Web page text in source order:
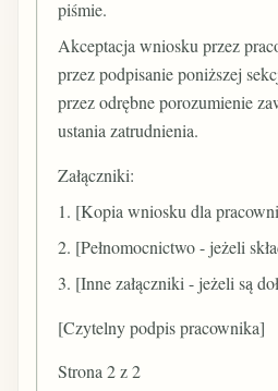
piśmie.
Akceptacja wniosku przez
przez podpisanie poniższej
przez odrębne porozumienie
ustania zatrudnienia.
Załączniki:
1. [Kopia wniosku dla
2. [Pełnomocnictwo - jeżeli
3. [Inne załączniki - jeżeli są
[Czytelny podpis pracownika]
Strona 2 z 2